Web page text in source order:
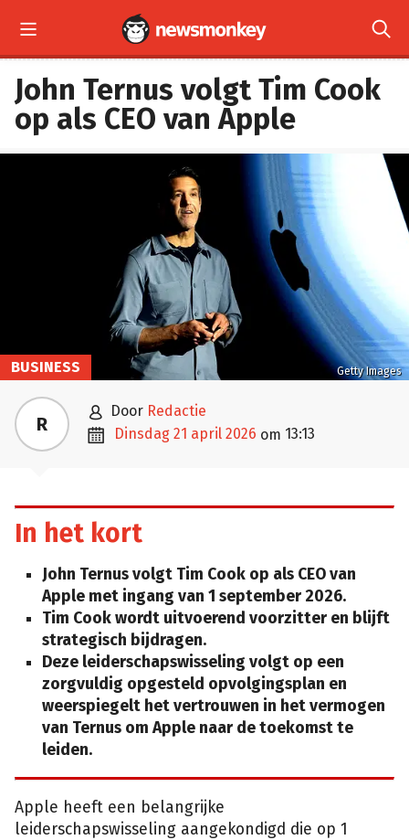
 
John Ternus volgt Tim Cook
op als CEO van Apple
Getty Images
BUSINESS
R  door Redactie
 dinsdag 21 april 2026 om 13:13
In het kort
John Ternus volgt Tim Cook op als CEO van
Apple met ingang van 1 september 2026.
Tim Cook wordt uitvoerend voorzitter en blijft
strategisch bijdragen.
Deze leiderschapswisseling volgt op een
zorgvuldig opgesteld opvolgingsplan en
weerspiegelt het vertrouwen in het vermogen
van Ternus om Apple naar de toekomst te
leiden.
Apple heeft een belangrijke
leiderschapswisseling aangekondigd die op 1